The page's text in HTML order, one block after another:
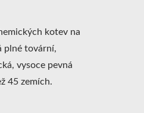
kotev na
plné tovární,
vysoce pevná
45 zemích.